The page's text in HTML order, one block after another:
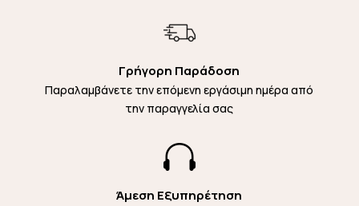
Γρήγορη Παράδοση
Παραλαμβάνετε την επόμενη εργάσιμη ημέρα από
την παραγγελία σας

Άμεση Εξυπηρέτηση